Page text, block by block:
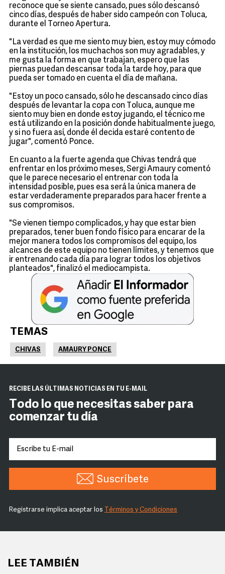
reconoce que se siente cansado, pues sólo descansó
cinco días, después de haber sido campeón con Toluca,
durante el Torneo Apertura.
"La verdad es que me siento muy bien, estoy muy cómodo
en la institución, los muchachos son muy agradables, y
me gusta la forma en que trabajan, espero que las
piernas puedan descansar toda la tarde hoy, para que
pueda ser tomado en cuenta el día de mañana.
"Estoy un poco cansado, sólo he descansado cinco días
después de levantar la copa con Toluca, aunque me
siento muy bien en donde estoy jugando, el técnico me
está utilizando en la posición donde habitualmente juego,
y si no fuera así, donde él decida estaré contento de
jugar", comentó Ponce.
En cuanto a la fuerte agenda que Chivas tendrá que
enfrentar en los próximo meses, Sergi Amaury comentó
que le parece necesario el entrenar con toda la
intensidad posible, pues esa será la única manera de
estar verdaderamente preparados para hacer frente a
sus compromisos.
"Se vienen tiempo complicados, y hay que estar bien
preparados, tener buen fondo físico para encarar de la
mejor manera todos los compromisos del equipo, los
alcances de este equipo no tienen límites, y tenemos que
ir entrenando cada día para lograr todos los objetivos
planteados", finalizó el mediocampista.
TEMAS
CHIVAS AMAURY PONCE
RECIBE LAS ÚLTIMAS NOTICIAS EN TU E-MAIL
Todo lo que necesitas saber para
comenzar tu día
Suscríbete
Registrarse implica aceptar los Términos y Condiciones
LEE TAMBIÉN